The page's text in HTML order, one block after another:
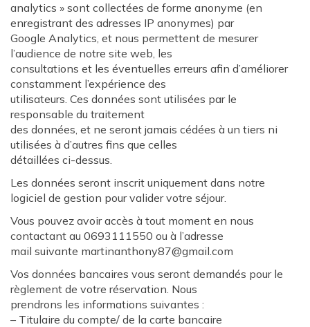
analytics » sont collectées de forme anonyme (en
enregistrant des adresses IP anonymes) par
Google Analytics, et nous permettent de mesurer
l’audience de notre site web, les
consultations et les éventuelles erreurs afin d’améliorer
constamment l’expérience des
utilisateurs. Ces données sont utilisées par le
responsable du traitement
des données, et ne seront jamais cédées à un tiers ni
utilisées à d’autres fins que celles
détaillées ci-dessus.
Les données seront inscrit uniquement dans notre
logiciel de gestion pour valider votre séjour.
Vous pouvez avoir accès à tout moment en nous
contactant au 0693111550 ou à l’adresse
mail suivante martinanthony87@gmail.com
Vos données bancaires vous seront demandés pour le
règlement de votre réservation. Nous
prendrons les informations suivantes :
– Titulaire du compte/ de la carte bancaire